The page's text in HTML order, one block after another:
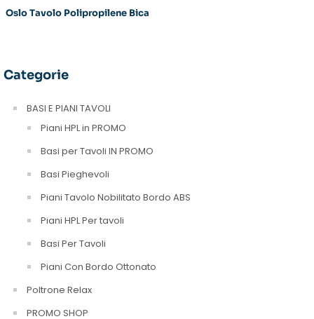
Oslo Tavolo Polipropilene Bica
Categorie
BASI E PIANI TAVOLI
Piani HPL in PROMO
Basi per Tavoli IN PROMO
Basi Pieghevoli
Piani Tavolo Nobilitato Bordo ABS
Piani HPL Per tavoli
Basi Per Tavoli
Piani Con Bordo Ottonato
Poltrone Relax
PROMO SHOP